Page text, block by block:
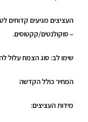
העציצים מגיעים קדוחים
– סוקולנטים/קקטוסים.
שימו לב: סוג הצמח עלול
המחיר כולל הקדשה
מידות העציצים: